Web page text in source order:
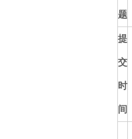
题
提
交
时
间